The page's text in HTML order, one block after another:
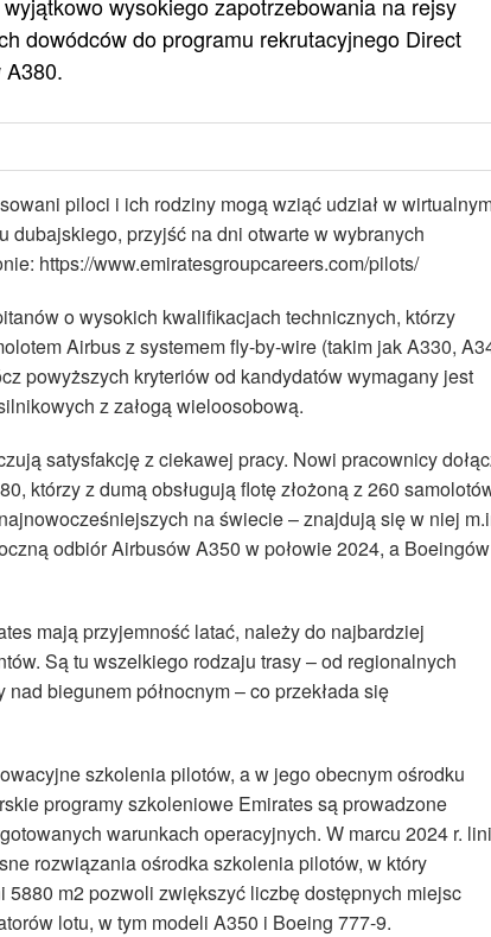
dowódców do programu rekrutacyjnego Direct
piloci i ich rodziny mogą wziąć udział w
przyjść na dni otwarte w wybranych
https://www.emiratesgroupcareers.com/pilots/
o wysokich kwalifikacjach technicznych, którzy
Airbus z systemem fly-by-wire (takim jak A330,
powyższych kryteriów od kandydatów wymagany jest
z załogą wieloosobową.
satysfakcję z ciekawej pracy. Nowi pracownicy
którzy z dumą obsługują flotę złożoną z 260
na świecie – znajdują się w niej
odbiór Airbusów A350 w połowie 2024, a Boeingów
mają przyjemność latać, należy do najbardziej
Są tu wszelkiego rodzaju trasy – od regionalnych
biegunem północnym – co przekłada się
szkolenia pilotów, a w jego obecnym ośrodku
programy szkoleniowe Emirates są prowadzone
warunkach operacyjnych. W marcu 2024 r.
rozwiązania ośrodka szkolenia pilotów, w który
m2 pozwoli zwiększyć liczbę dostępnych miejsc
lotu, w tym modeli A350 i Boeing 777-9.